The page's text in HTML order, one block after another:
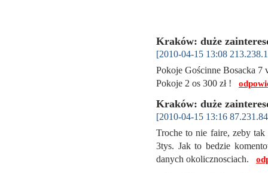
Kraków: duże
[2010-04-15 13:08
Pokoje Gościnne Bosacka
Pokoje 2 os 300 zł !
Kraków: duże
[2010-04-15 13:16
Troche to nie faire, zeby
3tys. Jak to bedzie
danych okolicznosciach.